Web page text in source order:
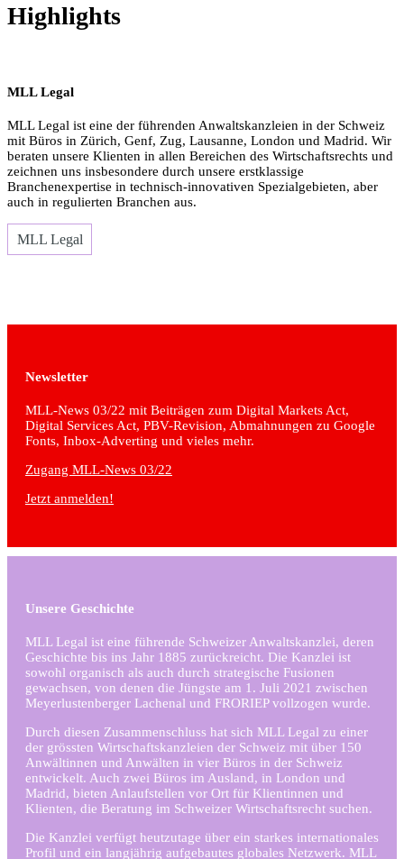
Highlights
MLL Legal
MLL Legal ist eine der führenden Anwaltskanzleien in der Schweiz
mit Büros in Zürich, Genf, Zug, Lausanne, London und Madrid. Wir
beraten unsere Klienten in allen Bereichen des Wirtschaftsrechts und
zeichnen uns insbesondere durch unsere erstklassige
Branchenexpertise in technisch-innovativen Spezialgebieten, aber
auch in regulierten Branchen aus.
MLL Legal
Newsletter
MLL-News 03/22 mit Beiträgen zum Digital Markets Act,
Digital Services Act, PBV-Revision, Abmahnungen zu Google
Fonts, Inbox-Adverting und vieles mehr.
Zugang MLL-News 03/22
Jetzt anmelden!
Unsere Geschichte
MLL Legal ist eine führende Schweizer Anwaltskanzlei, deren
Geschichte bis ins Jahr 1885 zurückreicht. Die Kanzlei ist
sowohl organisch als auch durch strategische Fusionen
gewachsen, von denen die Jüngste am 1. Juli 2021 zwischen
Meyerlustenberger Lachenal und FRORIEP vollzogen wurde.
Durch diesen Zusammenschluss hat sich MLL Legal zu einer
der grössten Wirtschaftskanzleien der Schweiz mit über 150
Anwältinnen und Anwälten in vier Büros in der Schweiz
entwickelt. Auch zwei Büros im Ausland, in London und
Madrid, bieten Anlaufstellen vor Ort für Klientinnen und
Klienten, die Beratung im Schweizer Wirtschaftsrecht suchen.
Die Kanzlei verfügt heutzutage über ein starkes internationales
Profil und ein langjährig aufgebautes globales Netzwerk. MLL